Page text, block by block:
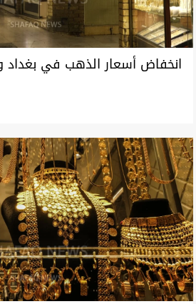
انخفاض أسعار الذهب في بغداد